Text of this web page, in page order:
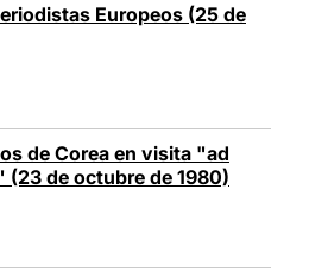
Europeos (25 de
de Corea en visita "ad
de octubre de 1980)